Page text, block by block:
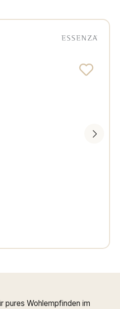
pures Wohlempfinden im